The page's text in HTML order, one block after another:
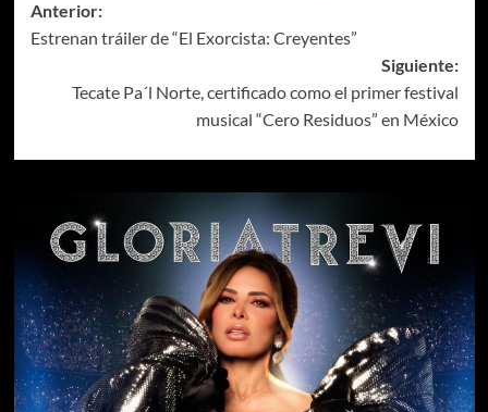
Anterior:
Estrenan tráiler de “El Exorcista: Creyentes”
Siguiente:
Tecate Pa´l Norte, certificado como el primer festival
musical “Cero Residuos” en México